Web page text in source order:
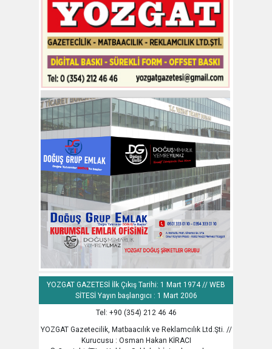
YOZGAT GAZETESİ İlk Çıkış Tarihi: 1 Mart 1974 // WEB
SİTESİ Yayın başlangıcı : 1 Mart 2006
Tel: +90 (354) 212 46 46
YOZGAT Gazetecilik, Matbaacılık ve Reklamcılık Ltd.Şti. //
Kurucusu : Osman Hakan KİRACI